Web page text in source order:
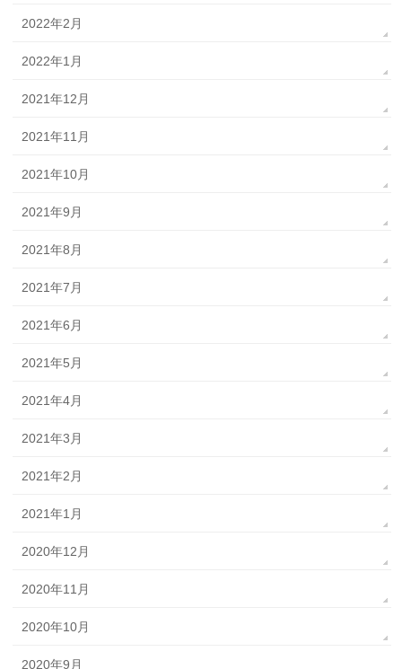
2022年2月
2022年1月
2021年12月
2021年11月
2021年10月
2021年9月
2021年8月
2021年7月
2021年6月
2021年5月
2021年4月
2021年3月
2021年2月
2021年1月
2020年12月
2020年11月
2020年10月
2020年9月